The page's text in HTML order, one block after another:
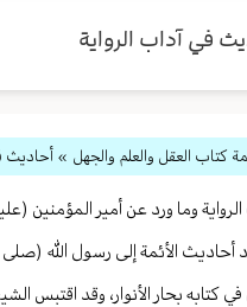
في آداب الرواية
كتاب العقل والعلم والجهل » أحاديث
وما ورد عن أمير المؤمنين
أحاديث الأئمة إلى رسول الله
في كتابه بحار الأنوار، وقد